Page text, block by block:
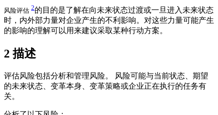
风险评估 2的目的是了解在向未来状态过渡或一旦进入未来状态
时，内外部力量对企业产生的不利影响。对这些力量可能产生
的影响的理解可以用来建议采取某种行动方案。
2 描述
评估风险包括分析和管理风险。 风险可能与当前状态、期望
的未来状态、变革本身、变革策略或企业正在执行的任务有
关。